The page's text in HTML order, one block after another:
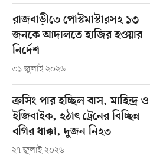
রাজবাড়ীতে পোস্টমাস্টারসহ ১৩
জনকে আদালতে হাজির হওয়ার
নির্দেশ
৩১ জুলাই ২০২৬
ক্রসিং পার হচ্ছিল বাস, মাহিন্দ্র ও
ইজিবাইক, হঠাৎ ট্রেনের বিচ্ছিন্ন
বগির ধাক্কা, দুজন নিহত
২৭ জুলাই ২০২৬